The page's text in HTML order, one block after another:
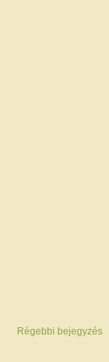
Régebbi bejegyzés